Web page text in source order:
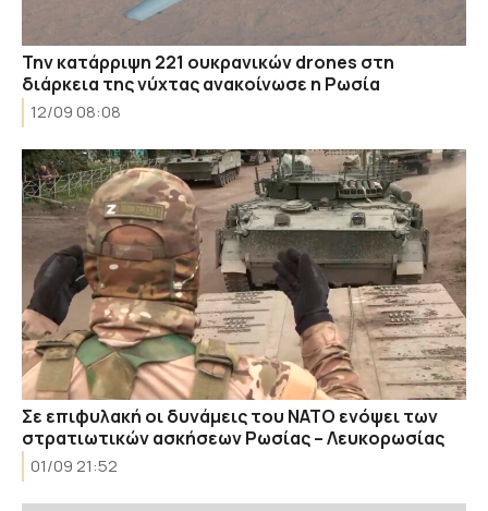
Την κατάρριψη 221 ουκρανικών drones στη
διάρκεια της νύχτας ανακοίνωσε η Ρωσία
12/09 08:08
Σε επιφυλακή οι δυνάμεις του ΝΑΤΟ ενόψει των
στρατιωτικών ασκήσεων Ρωσίας – Λευκορωσίας
01/09 21:52